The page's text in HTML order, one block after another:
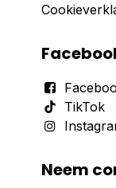
TikTok
Neem